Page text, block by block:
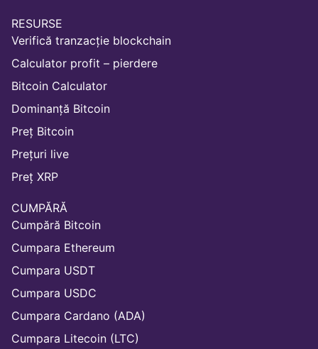
RESURSE
Verifică tranzacție blockchain
Calculator profit – pierdere
Bitcoin Calculator
Dominanță Bitcoin
Preț Bitcoin
Prețuri live
Preț XRP
CUMPĂRĂ
Cumpără Bitcoin
Cumpara Ethereum
Cumpara USDT
Cumpara USDC
Cumpara Cardano (ADA)
Cumpara Litecoin (LTC)